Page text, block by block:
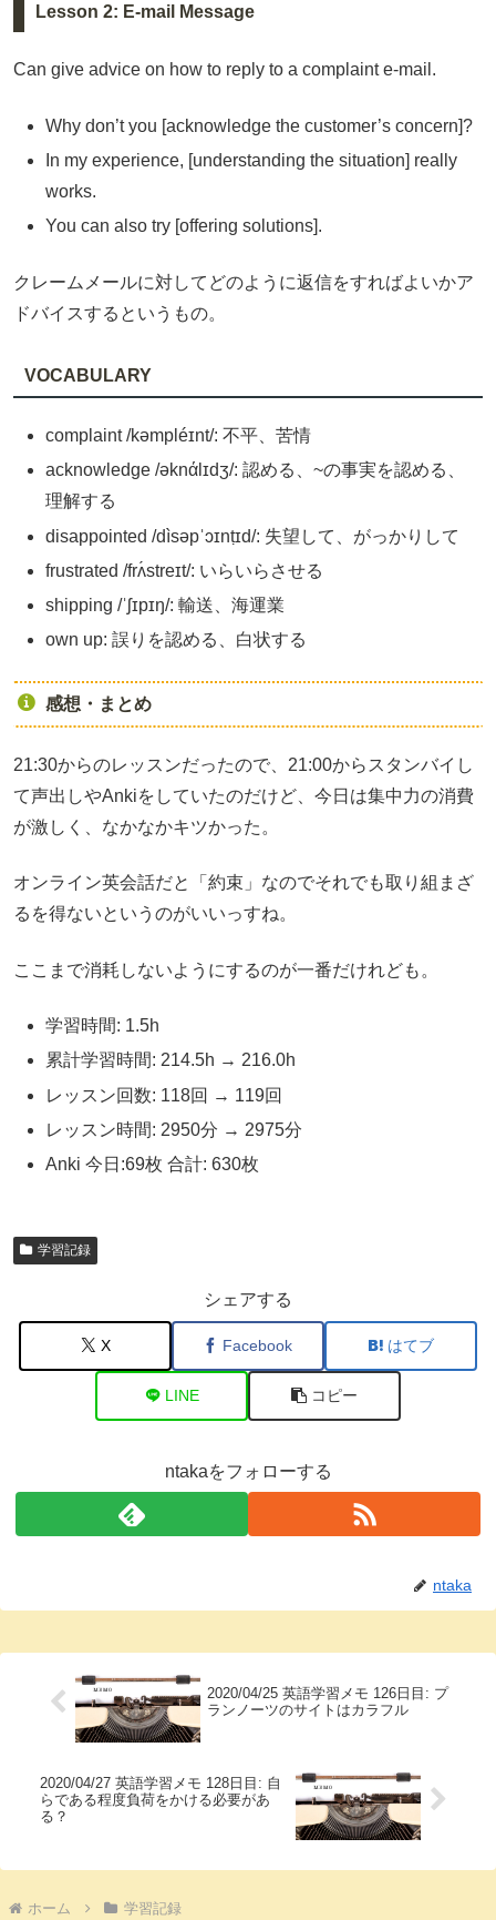
Lesson 2: E-mail Message
Can give advice on how to reply to a complaint e-mail.
Why don’t you [acknowledge the customer’s concern]?
In my experience, [understanding the situation] really
works.
You can also try [offering solutions].
クレームメールに対してどのように返信をすればよいかア
ドバイスするというもの。
VOCABULARY
complaint /kəmpléɪnt/: 不平、苦情
acknowledge /əknάlɪdʒ/: 認める、~の事実を認める、
理解する
disappointed /dìsəpˈɔɪnṭɪd/: 失望して、がっかりして
frustrated /frʌ́streɪt/: いらいらさせる
shipping /ˈʃɪpɪŋ/: 輸送、海運業
own up: 誤りを認める、白状する
感想・まとめ
21:30からのレッスンだったので、21:00からスタンバイし
て声出しやAnkiをしていたのだけど、今日は集中力の消費
が激しく、なかなかキツかった。
オンライン英会話だと「約束」なのでそれでも取り組まざ
るを得ないというのがいいっすね。
ここまで消耗しないようにするのが一番だけれども。
学習時間: 1.5h
累計学習時間: 214.5h → 216.0h
レッスン回数: 118回 → 119回
レッスン時間: 2950分 → 2975分
Anki 今日:69枚 合計: 630枚
学習記録
シェアする
X Facebook はてブ
LINE コピー
ntakaをフォローする
ntaka
2020/04/25 英語学習メモ 126日目: プ
ランノーツのサイトはカラフル
2020/04/27 英語学習メモ 128日目: 自
らである程度負荷をかける必要があ
る？
ホーム 学習記録